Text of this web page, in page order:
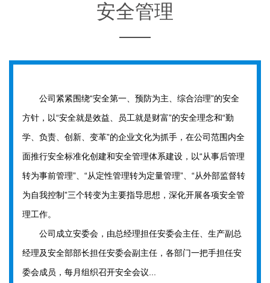
安全管理
公司紧紧围绕“安全第一、预防为主、综合治理”的安全
方针，以“安全就是效益、员工就是财富”的安全理念和“勤
学、负责、创新、变革”的企业文化为抓手，在公司范围内全
面推行安全标准化创建和安全管理体系建设，以“从事后管理
转为事前管理”、“从定性管理转为定量管理”、“从外部监督转
为自我控制”三个转变为主要指导思想，深化开展各项安全管
理工作。
公司成立安委会，由总经理担任安委会主任、生产副总
经理及安全部部长担任安委会副主任，各部门一把手担任安
委会成员，每月组织召开安全会议...